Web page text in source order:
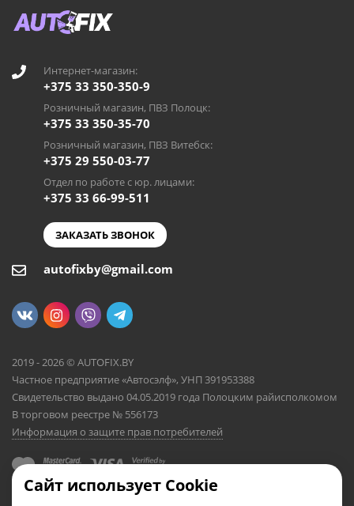
Интернет-магазин:
+375 33 350-350-9
Розничный магазин, ПВЗ Полоцк:
+375 33 350-35-70
Розничный магазин, ПВЗ Витебск:
+375 29 550-03-77
Отдел по работе с юр. лицами:
+375 33 66-99-511
ЗАКАЗАТЬ ЗВОНОК
autofixby@gmail.com
2019 - 2026 © AUTOFIX.BY
Частное предприятие «Автосэлф», УНП 391953388
Свидетельство выдано 04.05.2019 года Полоцким райисполкомом
В торговом реестре № 556173
Информация о защите прав потребителей
Сайт использует Cookie